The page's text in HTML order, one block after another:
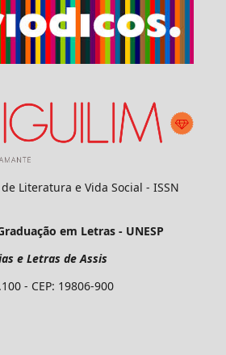
Literatura e Vida Social - ISSN
em Letras - UNESP
e Letras de Assis
- CEP: 19806-900